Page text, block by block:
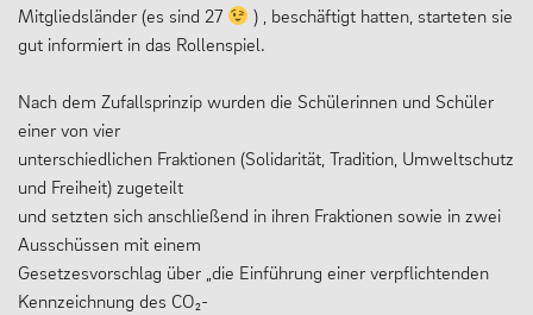
Europa
Beratung
Menschen und Werke des Monats
LERNEN
Mitgliedsländer (es sind 27
) , beschäftigt hatten, starteten sie
gut informiert in das Rollenspiel.
Nach dem Zufallsprinzip wurden die Schülerinnen und Schüler
einer von vier
unterschiedlichen Fraktionen (Solidarität, Tradition, Umweltschutz
und Freiheit) zugeteilt
und setzten sich anschließend in ihren Fraktionen sowie in zwei
Ausschüssen mit einem
Gesetzesvorschlag über „die Einführung einer verpflichtenden
Kennzeichnung des CO₂-